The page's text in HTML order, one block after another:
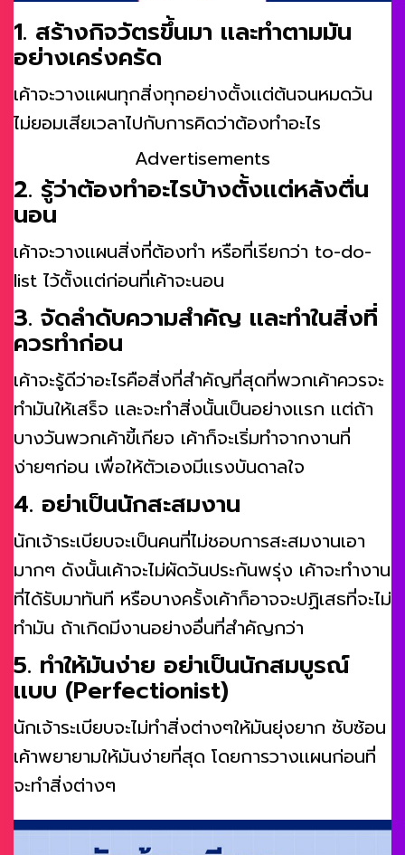
1. สร้างกิจวัตรขึ้นมา เเละทำตามมัน
อย่างเคร่งครัด
เค้าจะวางเเผนทุกสิ่งทุกอย่างตั้งเเต่ต้นจนหมดวัน
ไม่ยอมเสียเวลาไปกับการคิดว่าต้องทำอะไร
Advertisements
2. รู้ว่าต้องทำอะไรบ้างตั้งเเต่หลังตื่น
นอน
เค้าจะวางเเผนสิ่งที่ต้องทำ หรือที่เรียกว่า to-do-
list ไว้ตั้งเเต่ก่อนที่เค้าจะนอน
3. จัดลำดับความสำคัญ เเละทำในสิ่งที่
ควรทำก่อน
เค้าจะรู้ดีว่าอะไรคือสิ่งที่สำคัญที่สุดที่พวกเค้าควรจะ
ทำมันให้เสร็จ เเละจะทำสิ่งนั้นเป็นอย่างเเรก เเต่ถ้า
บางวันพวกเค้าขี้เกียจ เค้าก็จะเริ่มทำจากงานที่
ง่ายๆก่อน เพื่อให้ตัวเองมีเเรงบันดาลใจ
4. อย่าเป็นนักสะสมงาน
นักเจ้าระเบียบจะเป็นคนที่ไม่ชอบการสะสมงานเอา
มากๆ ดังนั้นเค้าจะไม่ผัดวันประกันพรุ่ง เค้าจะทำงาน
ที่ได้รับมาทันที หรือบางครั้งเค้าก็อาจจะปฏิเสธที่จะไม่
ทำมัน ถ้าเกิดมีงานอย่างอื่นที่สำคัญกว่า
5. ทำให้มันง่าย อย่าเป็นนักสมบูรณ์
เเบบ (Perfectionist)
นักเจ้าระเบียบจะไม่ทำสิ่งต่างๆให้มันยุ่งยาก ซับซ้อน
เค้าพยายามให้มันง่ายที่สุด โดยการวางเเผนก่อนที่
จะทำสิ่งต่างๆ